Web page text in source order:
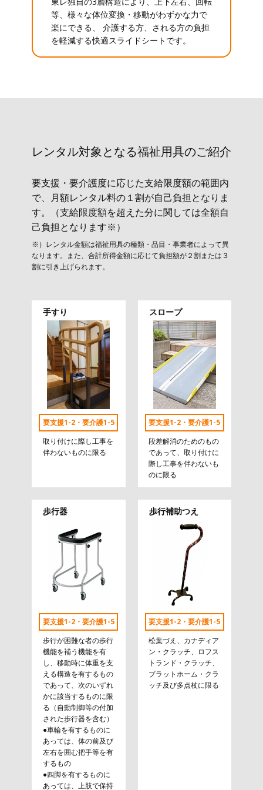
等、様々な体位変換・移動がわずかな力で
楽にできる、 介護する方、される方の負担
を軽減する快適スライドシートです。
レンタル対象と​なる福祉用具のご紹介
要支援・要介護度に応じた支給限度額の範囲内
で、月額レンタル料の１割が自己負担となりま
す。（支給限度額を超えた分に関しては全額自
己負担となります※）
※）レンタル金額は福祉用具の種類・品目・事業者によって異
なります。また、合計所得金額に応じて負担額が２割または３
割に引き上げられます。
手すり
要支援1-2・要介護1-5
取り付けに際し工事を
伴わないものに限る
スロープ
要支援1-2・要介護1-5
段差解消のためのもの
であって、取り付けに
際し工事を伴わないも
のに限る
歩行器
要支援1-2・要介護1-5
歩行が困難な者の歩行
機能を補う機能を有
し、移動時に体重を支
える構造を有するもの
であって、次のいずれ
かに該当するものに限
る（自動制御等の付加
された歩行器を含む）
●車輪を有するものに
あっては、体の前及び
左右を囲む把手等を有
するもの
●四脚を有するものに
あっては、上肢で保持
歩行補助つえ
要支援1-2・要介護1-5
松葉づえ、カナディア
ン・クラッチ、ロフス
トランド・クラッチ、
プラットホーム・クラ
ッチ及び多点杖に限る